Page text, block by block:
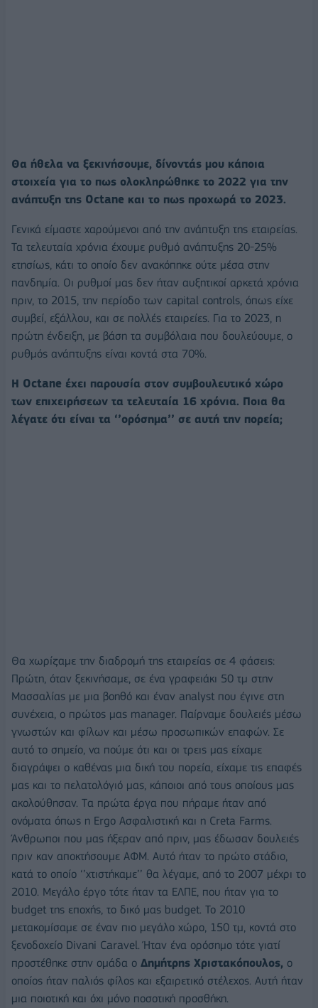
Θα ήθελα να ξεκινήσουμε, δίνοντάς μου κάποια
στοιχεία για το πως ολοκληρώθηκε το 2022 για την
ανάπτυξη της Octane και το πως προχωρά το 2023.
Γενικά είμαστε χαρούμενοι από την ανάπτυξη της εταιρείας.
Τα τελευταία χρόνια έχουμε ρυθμό ανάπτυξης 20-25%
ετησίως, κάτι το οποίο δεν ανακόπηκε ούτε μέσα στην
πανδημία. Οι ρυθμοί μας δεν ήταν αυξητικοί αρκετά χρόνια
πριν, το 2015, την περίοδο των capital controls, όπως είχε
συμβεί, εξάλλου, και σε πολλές εταιρείες. Για το 2023, η
πρώτη ένδειξη, με βάση τα συμβόλαια που δουλεύουμε, ο
ρυθμός ανάπτυξης είναι κοντά στα 70%.
Η Octane έχει παρουσία στον συμβουλευτικό χώρο
των επιχειρήσεων τα τελευταία 16 χρόνια. Ποια θα
λέγατε ότι είναι τα ‘’ορόσημα’’ σε αυτή την πορεία;
Θα χωρίζαμε την διαδρομή της εταιρείας σε 4 φάσεις:
Πρώτη, όταν ξεκινήσαμε, σε ένα γραφειάκι 50 τμ στην
Μασσαλίας με μια βοηθό και έναν analyst που έγινε στη
συνέχεια, ο πρώτος μας manager. Παίρναμε δουλειές μέσω
γνωστών και φίλων και μέσω προσωπικών επαφών. Σε
αυτό το σημείο, να πούμε ότι και οι τρεις μας είχαμε
διαγράψει ο καθένας μια δική του πορεία, είχαμε τις επαφές
μας και το πελατολόγιό μας, κάποιοι από τους οποίους μας
ακολούθησαν. Tα πρώτα έργα που πήραμε ήταν από
ονόματα όπως η Ergo Aσφαλιστική και η Creta Farms.
Άνθρωποι που μας ήξεραν από πριν, μας έδωσαν δουλειές
πριν καν αποκτήσουμε ΑΦΜ. Αυτό ήταν το πρώτο στάδιο,
κατά το οποίο ‘’χτιστήκαμε’’ θα λέγαμε, από το 2007 μέχρι το
2010. Μεγάλο έργο τότε ήταν τα ΕΛΠΕ, που ήταν για το
budget της εποχής, το δικό μας budget. Το 2010
μετακομίσαμε σε έναν πιο μεγάλο χώρο, 150 τμ, κοντά στο
ξενοδοχείο Divani Caravel. Ήταν ένα ορόσημο τότε γιατί
προστέθηκε στην ομάδα ο Δημήτρης Χριστακόπουλος, ο
οποίος ήταν παλιός φίλος και εξαιρετικό στέλεχος. Αυτή ήταν
μια ποιοτική και όχι μόνο ποσοτική προσθήκη.